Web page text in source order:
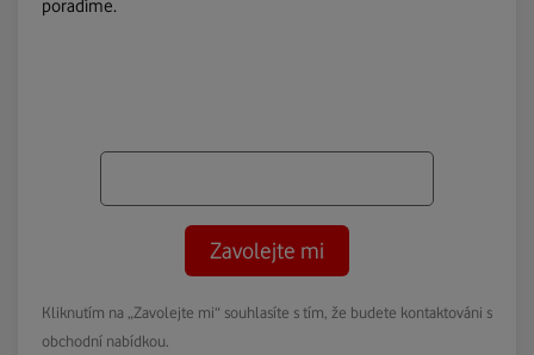
poradíme.
Zavolejte mi
Kliknutím na „Zavolejte mi“ souhlasíte s tím, že budete kontaktováni s
obchodní nabídkou.